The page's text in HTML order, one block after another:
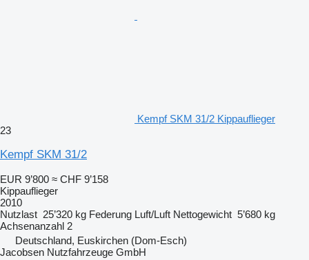
Kempf SKM 31/2 Kippauflieger
23
Kempf SKM 31/2
EUR 9’800 ≈ CHF 9’158
Kippauflieger
2010
Nutzlast 25’320 kg Federung Luft/Luft Nettogewicht 5’680 kg
Achsenanzahl 2
Deutschland, Euskirchen (Dom-Esch)
Jacobsen Nutzfahrzeuge GmbH